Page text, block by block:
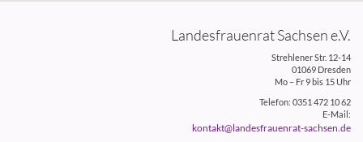
Landesfrauenrat Sachsen e.V.
Strehlener Str. 12-14
01069 Dresden
Mo – Fr 9 bis 15 Uhr
Telefon: 0351 472 10 62
E-Mail:
kontakt@landesfrauenrat-sachsen.de